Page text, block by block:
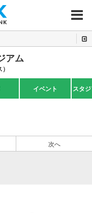
MENU
アム
イベント スタ
次へ